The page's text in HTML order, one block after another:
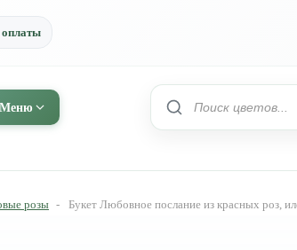
Меню
розы - Букет Любовное послание из красных роз,